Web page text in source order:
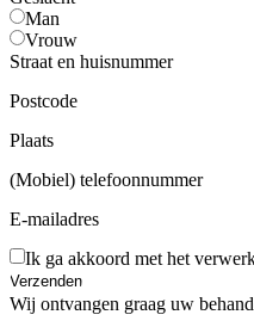
Man
Vrouw
Straat en huisnummer
Postcode
Plaats
(Mobiel) telefoonnummer
E-mailadres
Ik ga akkoord met het
Gelieve
Wij ontvangen graag uw